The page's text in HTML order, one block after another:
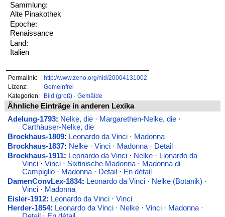
Sammlung:
Alte Pinakothek
Epoche:
Renaissance
Land:
Italien
Permalink:
http://www.zeno.org/nid/20004131002
Lizenz:
Gemeinfrei
Kategorien:
Bild (groß)· Gemälde
Ähnliche Einträge in anderen Lexika
Adelung-1793: Nelke, die· Margarethen-Nelke, die·
Carthäuser-Nelke, die
Brockhaus-1809: Leonardo da Vinci· Madonna
Brockhaus-1837: Nelke· Vinci· Madonna· Detail
Brockhaus-1911: Leonardo da Vinci· Nelke· Lionardo da
Vinci· Vinci· Sixtinische Madonna· Madonna di
Campiglio· Madonna· Detail · En détail
DamenConvLex-1834: Leonardo da Vinci· Nelke (Botanik) ·
Vinci· Madonna
Eisler-1912: Leonardo da Vinci· Vinci
Herder-1854: Leonardo da Vinci· Nelke· Vinci· Madonna·